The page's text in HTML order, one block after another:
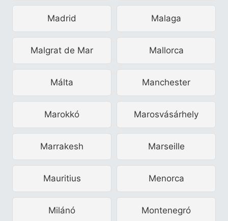
Madrid Malaga
Malgrat de Mar Mallorca
Málta Manchester
Marokkó Marosvásárhely
Marrakesh Marseille
Mauritius Menorca
Milánó Montenegró